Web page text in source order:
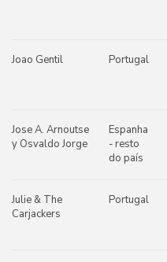
Joao Gentil Portugal
Jose A. Arnoutse
y Osvaldo Jorge
Espanha
- resto
do país
Julie & The
Carjackers
Portugal